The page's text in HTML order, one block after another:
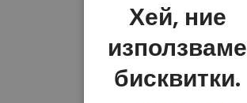
Хей, ние
използваме
бисквитки.